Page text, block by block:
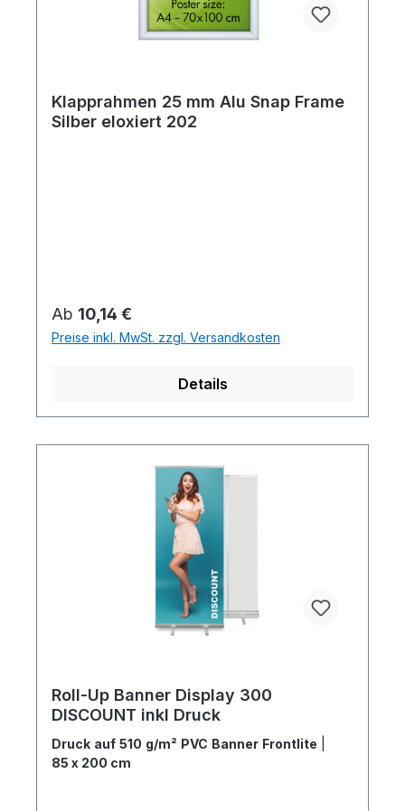
Klapprahmen 25 mm Alu Snap Frame
Silber eloxiert 202
Regulärer Preis:
Ab 10,14 €
Preise inkl. MwSt. zzgl. Versandkosten
Details
Roll-Up Banner Display 300
DISCOUNT inkl Druck
Druck auf 510 g/m² PVC Banner Frontlite
85 x 200 cm